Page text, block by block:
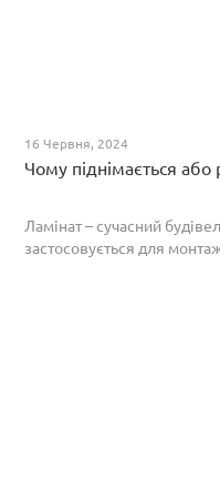
16 Червня, 2024
Чому піднімається або
Ламінат – сучасний
застосовується для